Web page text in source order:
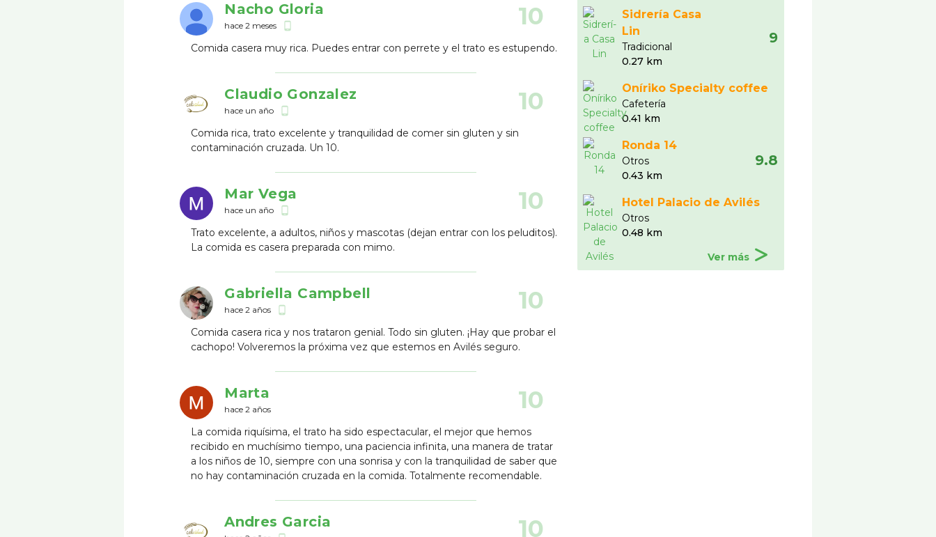
Nacho Gloria
hace 2 meses phone_android 10
Comida casera muy rica. Puedes entrar con perrete y el trato es estupendo.
Claudio Gonzalez
hace un año phone_android 10
Comida rica, trato excelente y tranquilidad de comer sin gluten y sin
contaminación cruzada. Un 10.
Mar Vega
hace un año phone_android 10
Trato excelente, a adultos, niños y mascotas (dejan entrar con los peluditos).
La comida es casera preparada con mimo.
Gabriella Campbell
hace 2 años phone_android 10
Comida casera rica y nos trataron genial. Todo sin gluten. ¡Hay que probar el
cachopo! Volveremos la próxima vez que estemos en Avilés seguro.
Marta
hace 2 años 10
La comida riquísima, el trato ha sido espectacular, el mejor que hemos
recibido en muchísimo tiempo, una paciencia infinita, una manera de tratar
a los niños de 10, siempre con una sonrisa y con la tranquilidad de saber que
no hay contaminación cruzada en la comida. Totalmente recomendable.
Andres Garcia 10
Sidrerí­a Casa
Lin
Tradicional
0.27 km
9
Oníriko Specialty coffee
Cafeterí­a
0.41 km
Ronda 14
Otros
0.43 km
9.8
Hotel Palacio de Avilés
Otros
0.48 km
Ver más